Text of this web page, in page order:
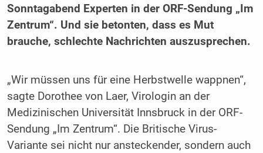
Sonntagabend Experten in der ORF-Sendung „Im
Zentrum“. Und sie betonten, dass es Mut
brauche, schlechte Nachrichten auszusprechen.
„Wir müssen uns für eine Herbstwelle wappnen“,
sagte Dorothee von Laer, Virologin an der
Medizinischen Universität Innsbruck in der ORF-
Sendung „Im Zentrum“. Die Britische Virus-
Variante sei nicht nur ansteckender, sondern auch